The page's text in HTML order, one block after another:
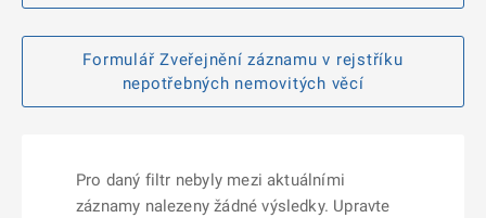
Formulář Zveřejnění záznamu v rejstříku
nepotřebných nemovitých věcí
Pro daný filtr nebyly mezi aktuálními
záznamy nalezeny žádné výsledky. Upravte